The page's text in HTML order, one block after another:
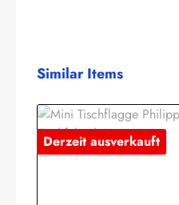
Produktgalerie überspringen
Similar Items
Derzeit ausverkauft